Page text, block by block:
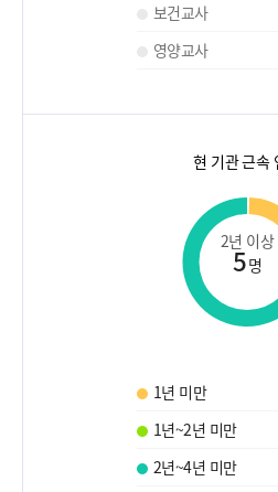
보건교사
영양교사
현 기관 근속
2년 이상
5명
1년 미만
1년~2년 미만
2년~4년 미만